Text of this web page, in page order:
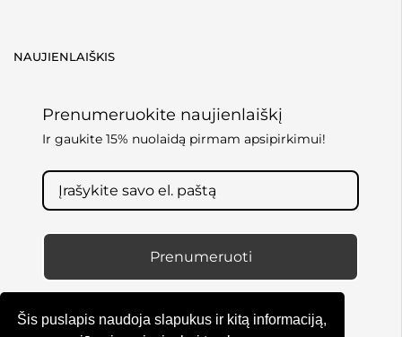
Šis puslapis naudoja slapukus ir kitą informaciją,
NAUJIENLAIŠKIS
Prenumeruokite naujienlaiškį
Ir gaukite 15% nuolaidą pirmam apsipirkimui!
Prenumeruoti